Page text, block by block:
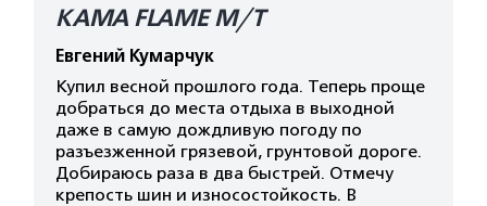
КАМА FLAME M/T
Евгений Кумарчук
Купил весной прошлого года. Теперь проще
добраться до места отдыха в выходной
даже в самую дождливую погоду по
разъезженной грязевой, грунтовой дороге.
Добираюсь раза в два быстрей. Отмечу
крепость шин и износостойкость. В